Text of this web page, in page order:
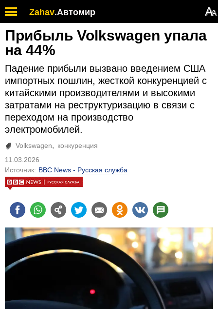
Zahav.Автомир АА
Прибыль Volkswagen упала
на 44%
Падение прибыли вызвано введением США
импортных пошлин, жесткой конкуренцией с
китайскими производителями и высокими
затратами на реструктуризацию в связи с
переходом на производство
электромобилей.
Volkswagen
конкуренция
11.03.2026
Источник: BBC News - Русская служба